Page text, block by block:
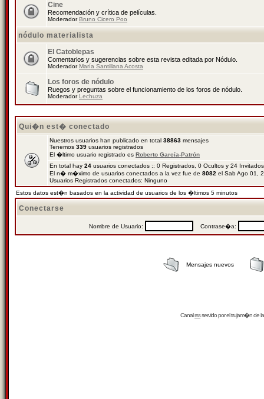
Cine
Recomendación y crítica de películas.
ModeradorBruno Cicero Poo
nódulo materialista
El Catoblepas
Comentarios y sugerencias sobre esta revista editada por Nódulo.
ModeradorMaría Santillana Acosta
Los foros de nódulo
Ruegos y preguntas sobre el funcionamiento de los foros de nódulo.
ModeradorLechuza
Qui�n est� conectado
Nuestros usuarios han publicado en total 38863 mensajes
Tenemos 339 usuarios registrados
El �ltimo usuario registrado es Roberto García-Patrón
En total hay 24 usuarios conectados :: 0 Registrados, 0 Ocultos y 24
El n� m�ximo de usuarios conectados a la vez fue de 8082 el Sab Ago 01,
Usuarios Registrados conectados: Ninguno
Estos datos est�n basados en la actividad de usuarios de los �ltimos 5 minutos
Conectarse
Nombre de Usuario: Contrase�a:
Mensajes nuevos
Canalrssservido por eltrujam�nde